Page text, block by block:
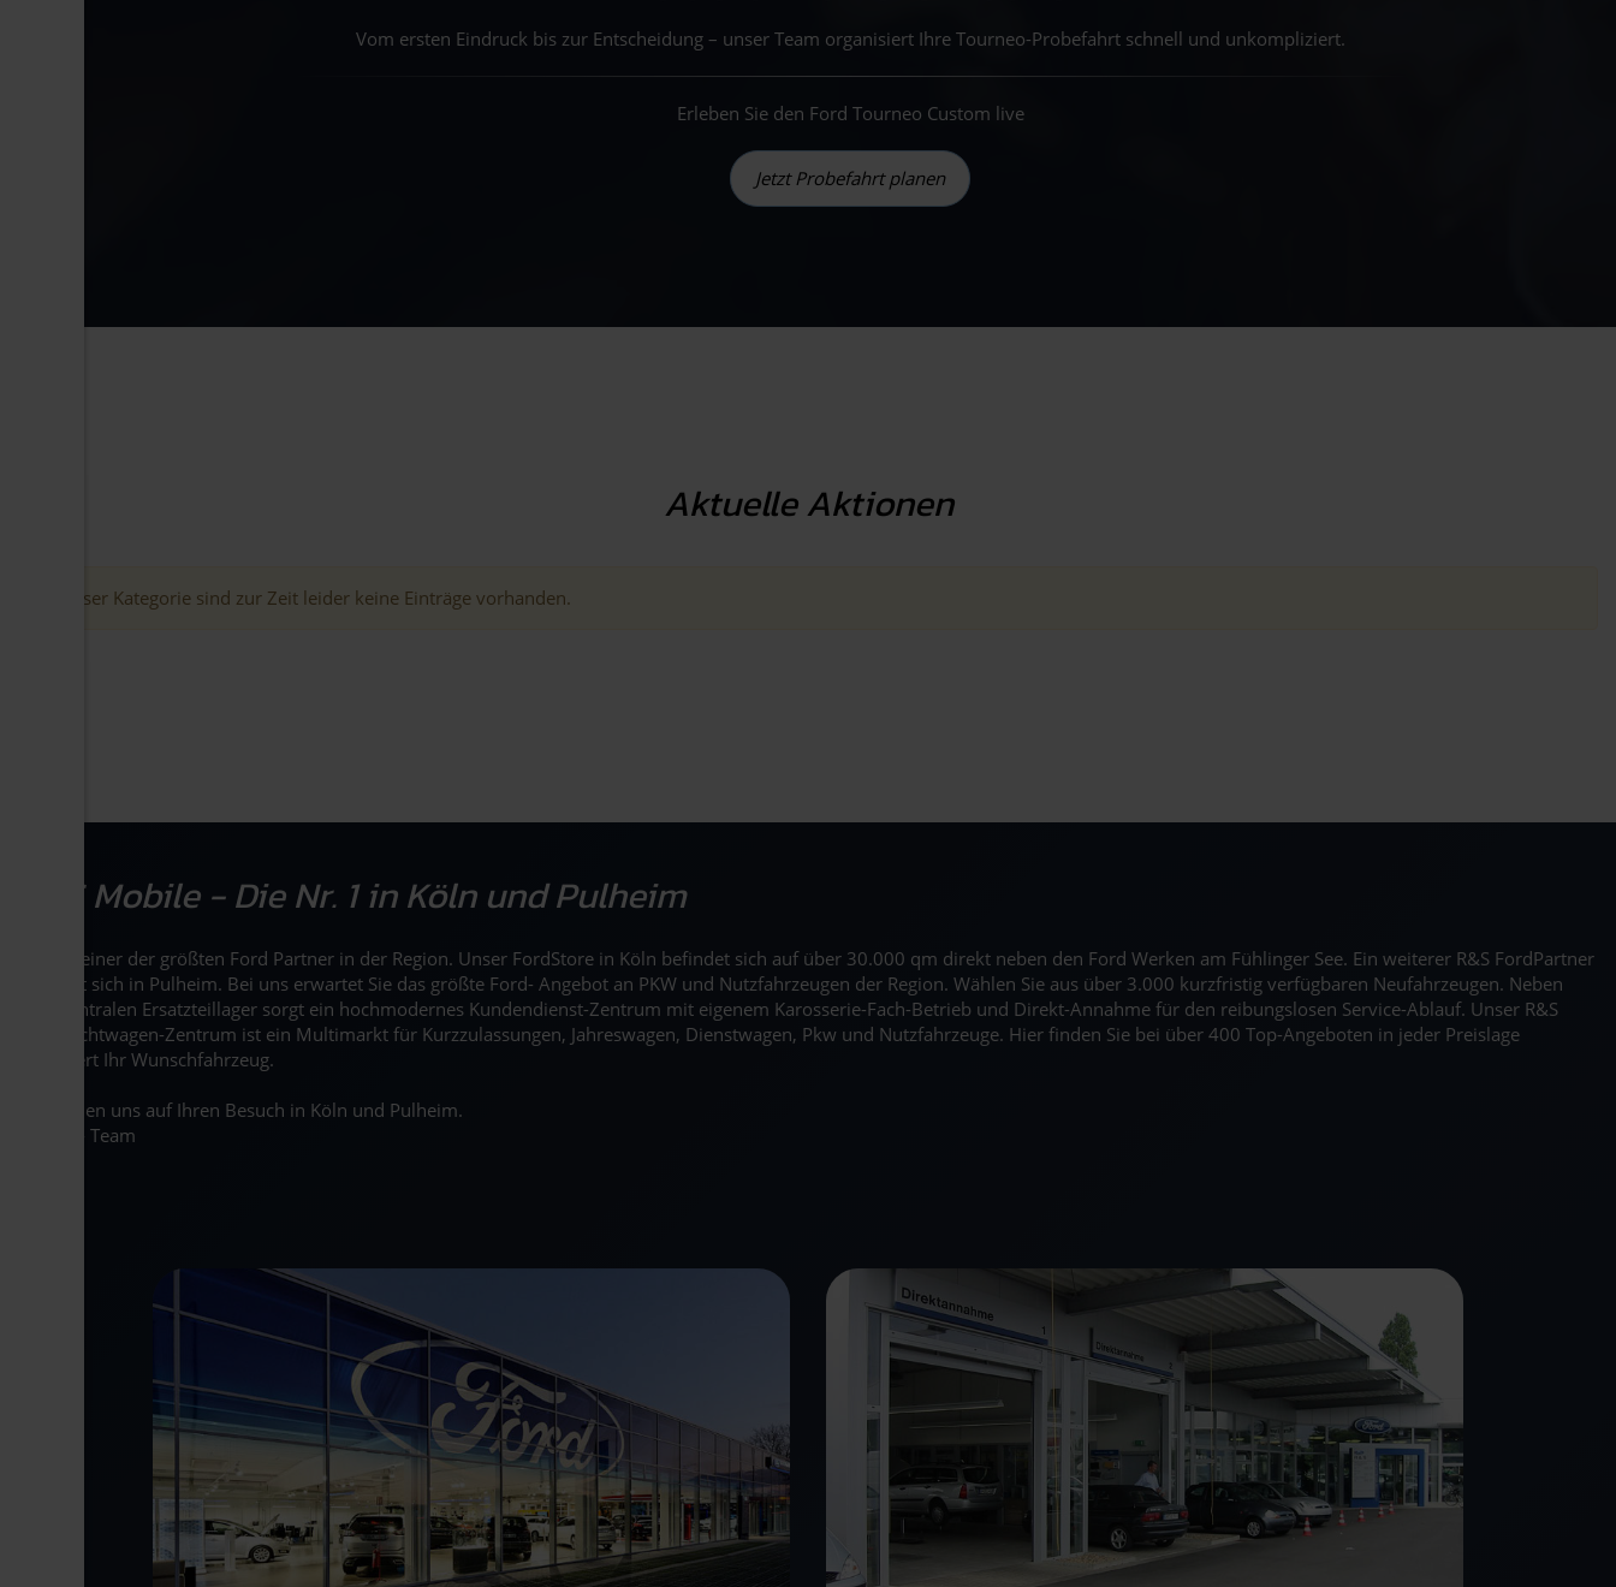
Vom ersten Eindruck bis zur Entscheidung – unser Team organisiert Ihre Tourneo-Probefahrt schnell und unkompliziert.
Erleben Sie den Ford Tourneo Custom live
Jetzt Probefahrt planen
Aktuelle Aktionen
In dieser Kategorie sind zur Zeit leider keine Einträge vorhanden.
R&S Mobile - Die Nr. 1 in Köln und Pulheim
R&S ist einer der größten Ford Partner in der Region. Unser FordStore in Köln befindet sich auf über 30.000 qm direkt neben den Ford Werken am Fühlinger See. Ein weiterer R&S FordPartner
befindet sich in Pulheim. Bei uns erwartet Sie das größte Ford- Angebot an PKW und Nutzfahrzeugen der Region. Wählen Sie aus über 3.000 kurzfristig verfügbaren Neufahrzeugen. Neben
dem zentralen Ersatzteillager sorgt ein hochmodernes Kundendienst-Zentrum mit eigenem Karosserie-Fach-Betrieb und Direkt-Annahme für den reibungslosen Service-Ablauf. Unser R&S
Gebrauchtwagen-Zentrum ist ein Multimarkt für Kurzzulassungen, Jahreswagen, Dienstwagen, Pkw und Nutzfahrzeuge. Hier finden Sie bei über 400 Top-Angeboten in jeder Preislage
garantiert Ihr Wunschfahrzeug.
Wir freuen uns auf Ihren Besuch in Köln und Pulheim.
Ihr R&S- Team